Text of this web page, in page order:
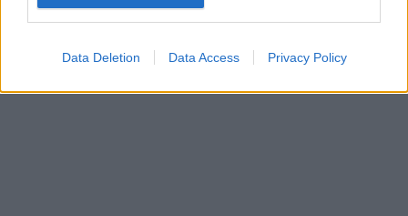
Data Deletion Data Access Privacy Policy